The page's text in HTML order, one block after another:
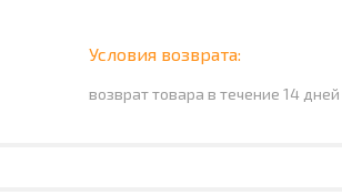
возврат товара в течение 14 дней